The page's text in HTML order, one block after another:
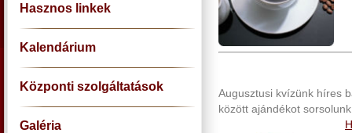
Hasznos linkek
Kalendárium
Központi szolgáltatások
Galéria
Augusztusi kvízünk híres
között ajándékot